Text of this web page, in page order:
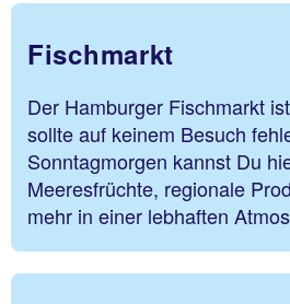
Fischmarkt
Der Hamburger Fischmarkt
sollte auf keinem Besuch
Sonntagmorgen kannst Du
Meeresfrüchte, regionale
mehr in einer lebhaften